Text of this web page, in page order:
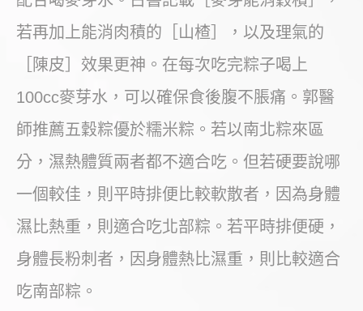
若再加上能消肉積的［山楂］，以及理氣的
［陳皮］效果更神。在每次吃完粽子喝上
100cc麥芽水，可以確保食後腹不脹痛。郭醫
師推薦五穀粽優於糯米粽。若以南北粽來區
分，濕熱體質兩者都不適合吃。但若硬要說哪
一個較佳，則平時排便比較軟散者，因為身體
濕比熱重，則適合吃北部粽。若平時排便硬，
身體長粉刺者，因身體熱比濕重，則比較適合
吃南部粽。